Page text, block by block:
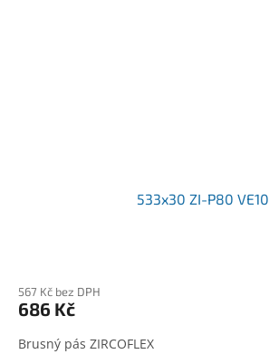
533x30 ZI-P80 VE10
567 Kč bez DPH
686 Kč
Brusný pás ZIRCOFLEX